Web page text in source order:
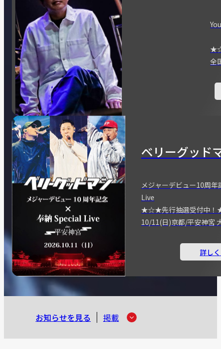
全
ベリーグッド
メジャーデビュー10周
Live
★☆★先行抽選受付中
10/11(日)京都/平安神宮
詳し
お知らせを見る 掲載